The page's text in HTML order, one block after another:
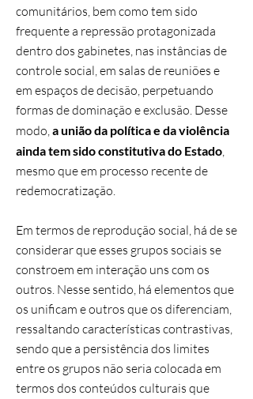
comunitários, bem como tem sido
frequente a repressão protagonizada
dentro dos gabinetes, nas instâncias de
controle social, em salas de reuniões e
em espaços de decisão, perpetuando
formas de dominação e exclusão. Desse
modo,a união da política e da violência
ainda tem sido constitutiva do Estado,
mesmo que em processo recente de
redemocratização.
Em termos de reprodução social, há de se
considerar que esses grupos sociais se
constroem em interação uns com os
outros. Nesse sentido, há elementos que
os unificam e outros que os diferenciam,
ressaltando características contrastivas,
sendo que a persistência dos limites
entre os grupos não seria colocada em
termos dos conteúdos culturais que